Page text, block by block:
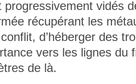
progressivement vidés
récupérant les
d’héberger des
vers les lignes du
de là.